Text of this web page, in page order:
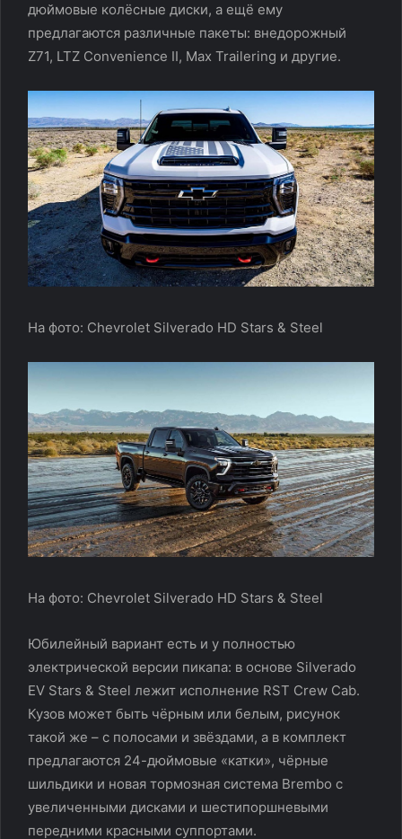
дюймовые колёсные диски, а ещё ему
предлагаются различные пакеты: внедорожный
Z71, LTZ Convenience II, Max Trailering и другие.
На фото: Chevrolet Silverado HD Stars & Steel
На фото: Chevrolet Silverado HD Stars & Steel
Юбилейный вариант есть и у полностью
электрической версии пикапа: в основе Silverado
EV Stars & Steel лежит исполнение RST Crew Cab.
Кузов может быть чёрным или белым, рисунок
такой же – с полосами и звёздами, а в комплект
предлагаются 24-дюймовые «катки», чёрные
шильдики и новая тормозная система Brembo с
увеличенными дисками и шестипоршневыми
передними красными суппортами.